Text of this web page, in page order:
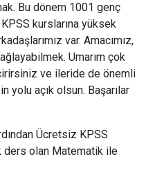
Bu dönem 1001 genç
kurslarına yüksek
var. Amacımız,
Umarım çok
ve ileride de önemli
yolu açık olsun. Başarılar
Ücretsiz KPSS
ders olan Matematik ile